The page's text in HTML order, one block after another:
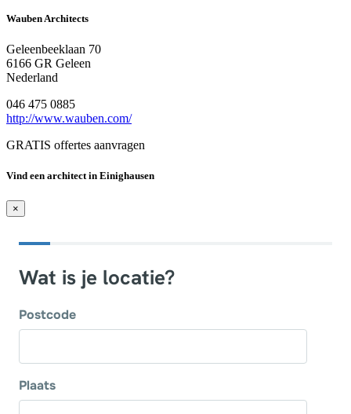
Wauben Architects
Geleenbeeklaan 70
6166 GR Geleen
Nederland
046 475 0885
http://www.wauben.com/
GRATIS offertes aanvragen
Vind een architect in Einighausen
×